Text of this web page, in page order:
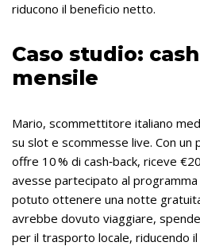
riducono il beneficio netto.
Caso studio:
mensile
Mario, scommettitore italiano
su slot e scommesse live. Con un
offre 10 % di cash‑back, riceve
avesse partecipato al
potuto ottenere una notte
avrebbe dovuto viaggiare,
per il trasporto locale, riducendo